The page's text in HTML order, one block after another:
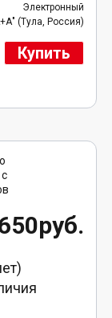
Электронный
(Тула, Россия)
Купить